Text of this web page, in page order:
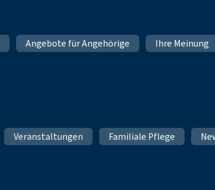
Angebote für Angehörige Ihre Meinung
Veranstaltungen Familiale Pflege